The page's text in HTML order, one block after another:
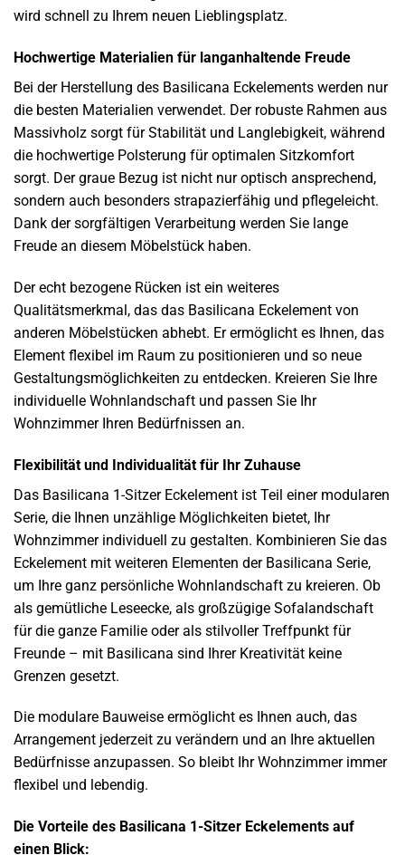
wird schnell zu Ihrem neuen Lieblingsplatz.
Hochwertige Materialien für langanhaltende Freude
Bei der Herstellung des Basilicana Eckelements werden nur
die besten Materialien verwendet. Der robuste Rahmen aus
Massivholz sorgt für Stabilität und Langlebigkeit, während
die hochwertige Polsterung für optimalen Sitzkomfort
sorgt. Der graue Bezug ist nicht nur optisch ansprechend,
sondern auch besonders strapazierfähig und pflegeleicht.
Dank der sorgfältigen Verarbeitung werden Sie lange
Freude an diesem Möbelstück haben.
Der echt bezogene Rücken ist ein weiteres
Qualitätsmerkmal, das das Basilicana Eckelement von
anderen Möbelstücken abhebt. Er ermöglicht es Ihnen, das
Element flexibel im Raum zu positionieren und so neue
Gestaltungsmöglichkeiten zu entdecken. Kreieren Sie Ihre
individuelle Wohnlandschaft und passen Sie Ihr
Wohnzimmer Ihren Bedürfnissen an.
Flexibilität und Individualität für Ihr Zuhause
Das Basilicana 1-Sitzer Eckelement ist Teil einer modularen
Serie, die Ihnen unzählige Möglichkeiten bietet, Ihr
Wohnzimmer individuell zu gestalten. Kombinieren Sie das
Eckelement mit weiteren Elementen der Basilicana Serie,
um Ihre ganz persönliche Wohnlandschaft zu kreieren. Ob
als gemütliche Leseecke, als großzügige Sofalandschaft
für die ganze Familie oder als stilvoller Treffpunkt für
Freunde – mit Basilicana sind Ihrer Kreativität keine
Grenzen gesetzt.
Die modulare Bauweise ermöglicht es Ihnen auch, das
Arrangement jederzeit zu verändern und an Ihre aktuellen
Bedürfnisse anzupassen. So bleibt Ihr Wohnzimmer immer
flexibel und lebendig.
Die Vorteile des Basilicana 1-Sitzer Eckelements auf
einen Blick: